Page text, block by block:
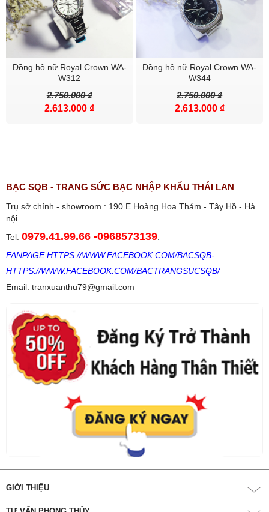
Đồng hồ nữ Royal Crown WA-
W312
2.750.000 ₫
2.613.000 ₫
Đồng hồ nữ Royal Crown WA-
W344
2.750.000 ₫
2.613.000 ₫
BẠC SQB - TRANG SỨC BẠC NHẬP KHẨU THÁI LAN
Trụ sở chính - showroom : 190 E Hoàng Hoa Thám - Tây Hồ - Hà
nội
Tel: 0979.41.99.66 -0968573139
FANPAGE:HTTPS://WWW.FACEBOOK.COM/BACSQB-
HTTPS://WWW.FACEBOOK.COM/BACTRANGSUCSQB/
Email: tranxuanthu79@gmail.com
GIỚI THIỆU